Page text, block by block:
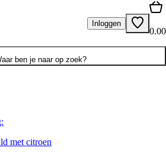
Inloggen
0.00
ben je naar op zoek?
met citroen